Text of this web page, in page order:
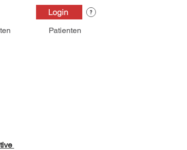
Login
Patienten